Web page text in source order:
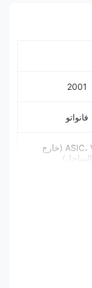
2001
فانواتو
ASIC، VFSC (خارج
الساحل)